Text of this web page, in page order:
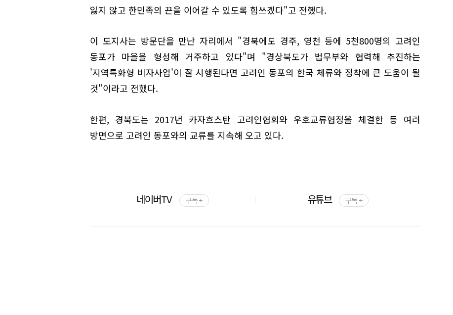
잃지 않고 한민족의 끈을 이어갈 수 있도록 힘쓰겠다"고 전했다.
이 도지사는 방문단을 만난 자리에서 "경북에도 경주, 영천 등에 5천800명의 고려인
동포가 마을을 형성해 거주하고 있다"며 "경상북도가 법무부와 협력해 추진하는
'지역특화형 비자사업'이 잘 시행된다면 고려인 동포의 한국 체류와 정착에 큰 도움이 될
것"이라고 전했다.
한편, 경북도는 2017년 카자흐스탄 고려인협회와 우호교류협정을 체결한 등 여러
방면으로 고려인 동포와의 교류를 지속해 오고 있다.
네이버TV 구독 + 유튜브 구독 +